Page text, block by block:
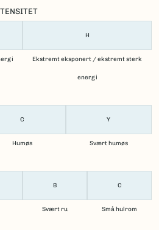
H
Ekstremt eksponert / ekstremt sterk
energi
C
Humøs
Y
Svært humøs
B
Svært ru
C
Små hulrom